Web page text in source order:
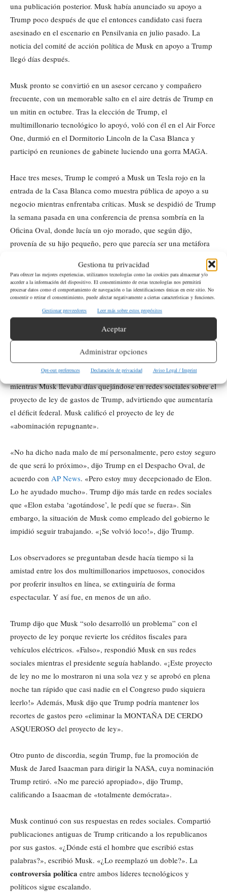
Gestiona tu privacidad
Para ofrecer las mejores experiencias, utilizamos tecnologías como las cookies para almacenar y/o
acceder a la información del dispositivo. El consentimiento de estas tecnologías nos permitirá
procesar datos como el comportamiento de navegación o las identificaciones únicas en este sitio. No
consentir o retirar el consentimiento, puede afectar negativamente a ciertas características y funciones.
Gestionar proveedores
Leer más sobre estos propósitos
Aceptar
Administrar opciones
Opt-out preferences Declaración de privacidad Aviso Legal / Imprint
una publicación posterior. Musk había anunciado su apoyo a
Trump poco después de que el entonces candidato casi fuera
asesinado en el escenario en Pensilvania en julio pasado. La
noticia del comité de acción política de Musk en apoyo a Trump
llegó días después.
Musk pronto se convirtió en un asesor cercano y compañero
frecuente, con un memorable salto en el aire detrás de Trump en
un mitin en octubre. Tras la elección de Trump, el
multimillonario tecnológico lo apoyó, voló con él en el Air Force
One, durmió en el Dormitorio Lincoln de la Casa Blanca y
participó en reuniones de gabinete luciendo una gorra MAGA.
Hace tres meses, Trump le compró a Musk un Tesla rojo en la
entrada de la Casa Blanca como muestra pública de apoyo a su
negocio mientras enfrentaba críticas. Musk se despidió de Trump
la semana pasada en una conferencia de prensa sombría en la
Oficina Oval, donde lucía un ojo morado, que según dijo,
provenía de su hijo pequeño, pero que parecía ser una metáfora
Trump, que rara vez pierde la oportunidad de atacar a sus críticos
por su apariencia, lo mencionó el jueves. «Le dije: ‘¿Quieres un
poco de maquillaje? Te lo conseguiremos’. Lo cual es
interesante», comentó.
Las disputas políticas subyacentes
Los comentarios del presidente republicano se produjeron
mientras Musk llevaba días quejándose en redes sociales sobre el
proyecto de ley de gastos de Trump, advirtiendo que aumentaría
el déficit federal. Musk calificó el proyecto de ley de
«abominación repugnante».
«No ha dicho nada malo de mí personalmente, pero estoy seguro
de que será lo próximo», dijo Trump en el Despacho Oval, de
acuerdo con AP News. «Pero estoy muy decepcionado de Elon.
Lo he ayudado mucho». Trump dijo más tarde en redes sociales
que «Elon estaba ‘agotándose’, le pedí que se fuera». Sin
embargo, la situación de Musk como empleado del gobierno le
impidió seguir trabajando. «¡Se volvió loco!», dijo Trump.
Los observadores se preguntaban desde hacía tiempo si la
amistad entre los dos multimillonarios impetuosos, conocidos
por proferir insultos en línea, se extinguiría de forma
espectacular. Y así fue, en menos de un año.
Trump dijo que Musk “solo desarrolló un problema” con el
proyecto de ley porque revierte los créditos fiscales para
vehículos eléctricos. «Falso», respondió Musk en sus redes
sociales mientras el presidente seguía hablando. «¡Este proyecto
de ley no me lo mostraron ni una sola vez y se aprobó en plena
noche tan rápido que casi nadie en el Congreso pudo siquiera
leerlo!» Además, Musk dijo que Trump podría mantener los
recortes de gastos pero «eliminar la MONTAÑA DE CERDO
ASQUEROSO del proyecto de ley».
Otro punto de discordia, según Trump, fue la promoción de
Musk de Jared Isaacman para dirigir la NASA, cuya nominación
Trump retiró. «No me pareció apropiado», dijo Trump,
calificando a Isaacman de «totalmente demócrata».
Musk continuó con sus respuestas en redes sociales. Compartió
publicaciones antiguas de Trump criticando a los republicanos
por sus gastos. «¿Dónde está el hombre que escribió estas
palabras?», escribió Musk. «¿Lo reemplazó un doble?». La
controversia política entre ambos líderes tecnológicos y
políticos sigue escalando.